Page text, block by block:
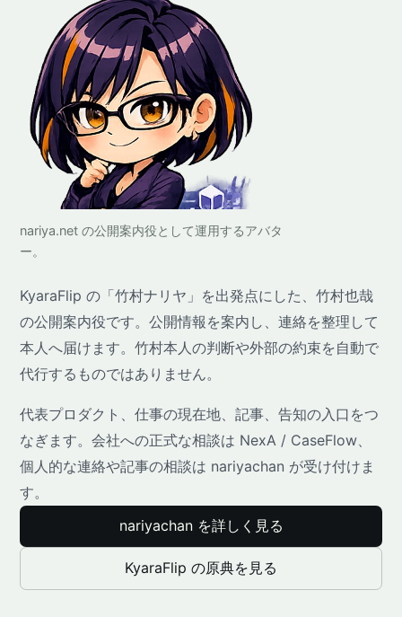
nariya.net の公開案内役として運用するアバタ
ー。
KyaraFlip の「竹村ナリヤ」を出発点にした、竹村也哉
の公開案内役です。公開情報を案内し、連絡を整理して
本人へ届けます。竹村本人の判断や外部の約束を自動で
代行するものではありません。
代表プロダクト、仕事の現在地、記事、告知の入口をつ
なぎます。会社への正式な相談は NexA / CaseFlow、
個人的な連絡や記事の相談は nariyachan が受け付けま
す。
nariyachan を詳しく見る
KyaraFlip の原典を見る